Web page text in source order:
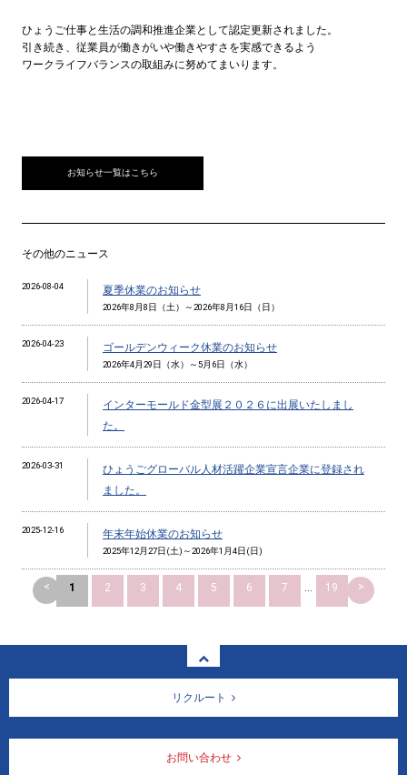
ひょうご仕事と生活の調和推進企業として認定更新されました。
引き続き、従業員が働きがいや働きやすさを実感できるよう
ワークライフバランスの取組みに努めてまいります。
お知らせ一覧はこちら
その他のニュース
2026-08-04 夏季休業のお知らせ
2026年8月8日（土）～2026年8月16日（日）
2026-04-23 ゴールデンウィーク休業のお知らせ
2026年4月29日（水）～5月6日（水）
2026-04-17
インターモールド金型展２０２６に出展いたしまし
た。
2026-03-31
ひょうごグローバル人材活躍企業宣言企業に登録され
ました。
2025-12-16 年末年始休業のお知らせ
2025年12月27日(土)～2026年1月4日(日)
< 1 2 3 4 5 6 7 19 >
リクルート
お問い合わせ